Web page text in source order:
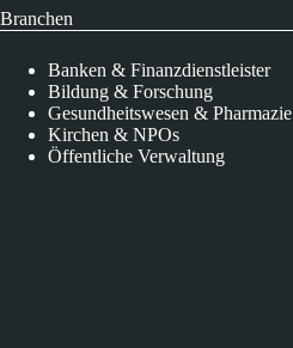
Branchen
Banken & Finanzdienstleister
Bildung & Forschung
Gesundheitswesen & Pharmazie
Kirchen & NPOs
Öffentliche Verwaltung